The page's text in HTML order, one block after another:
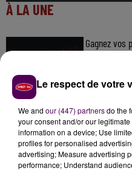
À LA UNE
Gagnez vos
Kids !
Gagnez vos
Le respect de votre
We and our (447) partnersdo the
your consent and/or our
information on a device; Use
profiles for personalised
advertising; Measure advertising
performance; Understand